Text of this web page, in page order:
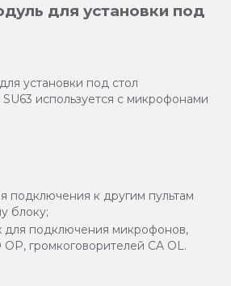
для установки под
установки под стол
используется с микрофонами
подключения к другим пультам
блоку;
для подключения микрофонов,
OP, громкоговорителей CA OL.